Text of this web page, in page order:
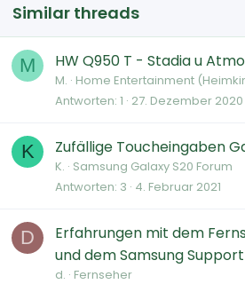
Similar threads
M HW Q950 T - Stadia u
M. Home Entertainment
Antworten 1 27. Dezember 2020
K Zufällige Toucheingaben
K. Samsung Galaxy S20 Forum
Antworten 3 4. Februar 2021
D
Erfahrungen mit dem
und dem Samsung Support
d. Fernseher